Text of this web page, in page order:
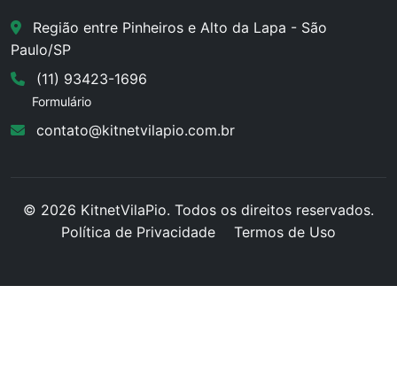
Região entre Pinheiros e Alto da Lapa - São
Paulo/SP
(11) 93423-1696
Formulário
contato@kitnetvilapio.com.br
© 2026 KitnetVilaPio. Todos os direitos reservados.
Política de Privacidade
Termos de Uso